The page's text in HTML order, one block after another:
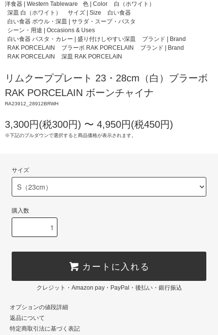
洋食器 | Western Tableware 色 | Color
白（ホワイト）
深皿 白（ホワイト）
サイズ | Size
白い食器
白い食器 ボウル・深皿 | サラダ・スープ・パスタ
シーン・用途 | Occasions & Uses
白い食器 パスタ・カレー | 盛り付けしやすい深皿
ブランド | Brand
RAK PORCELAIN
ブラーボ RAK PORCELAIN
ブランド | Brand
RAK PORCELAIN
深皿 RAK PORCELAIN
リムクーププレート 23・28cm（白）ブラーボ
RAK PORCELAIN ボーンチャイナ
RA23912_28912BRWH
3,300円(税300円) 〜 4,950円(税450円)
※下記のプルダウンで選択すると商品価格が表示されます。
サイズ
購入数
カートに入れる
クレジット・Amazon pay・PayPal・後払い・銀行振込
オプションの値段詳細
返品について
特定商取引法に基づく表記